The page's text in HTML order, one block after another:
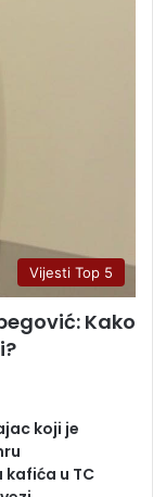
Vijesti Top 5
Kako
koji je
kafića u TC